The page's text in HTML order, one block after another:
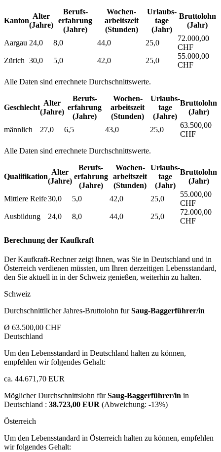
Kanton
Alter
(Jahre)
Berufs­
erfahrung
(Jahre)
Wochen­
arbeitszeit
(Stunden)
Urlaubs­
tage
(Jahr)
Bruttolohn
(Jahr)
Aargau 24,0 8,0 44,0 25,0
72.000,00
CHF
Zürich 30,0 5,0 42,0 25,0
55.000,00
CHF
Alle Daten sind errechnete Durchschnittswerte.
Geschlecht
Alter
(Jahre)
Berufs­
erfahrung
(Jahre)
Wochen­
arbeitszeit
(Stunden)
Urlaubs­
tage
(Jahre)
Bruttolohn
(Jahr)
männlich 27,0 6,5 43,0 25,0
63.500,00
CHF
Alle Daten sind errechnete Durchschnittswerte.
Qualifikation
Alter
(Jahre)
Berufs­
erfahrung
(Jahre)
Wochen­
arbeitszeit
(Stunden)
Urlaubs­
tage
(Jahr)
Bruttolohn
(Jahr)
Mittlere Reife30,0 5,0 42,0 25,0
55.000,00
CHF
Ausbildung
24,0 8,0 44,0 25,0
72.000,00
CHF
Berechnung der Kaufkraft
Der Kaufkraft-Rechner zeigt Ihnen, was Sie in Deutschland und in
Österreich verdienen müssten, um Ihren derzeitigen Lebensstandard,
den Sie aktuell in in der Schweiz genießen, weiterhin zu halten.
Schweiz
Durchschnittlicher Jahres-Bruttolohn furSaug-Baggerführer/in
Ø 63.500,00 CHF
Deutschland
Um den Lebensstandard in Deutschland halten zu können,
empfehlen wir folgendes Gehalt:
ca. 44.671,70 EUR
Möglicher Durchschnittslohn fürSaug-Baggerführer/in in
Deutschland : 38.723,00 EUR (Abweichung: -13%)
Österreich
Um den Lebensstandard in Österreich halten zu können, empfehlen
wir folgendes Gehalt: